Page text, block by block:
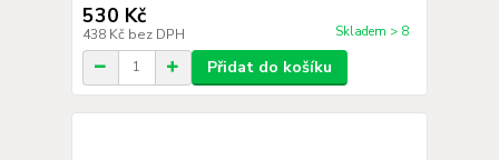
530 Kč
438 Kč bez DPH Skladem > 8
Přidat do košíku